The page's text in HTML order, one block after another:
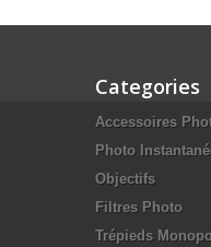
Categories
Accessoires
Photo
Objectifs
Filtres Photo
Trépieds